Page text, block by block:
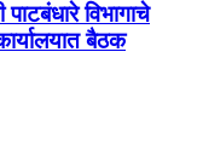
विभागाचे
बैठक